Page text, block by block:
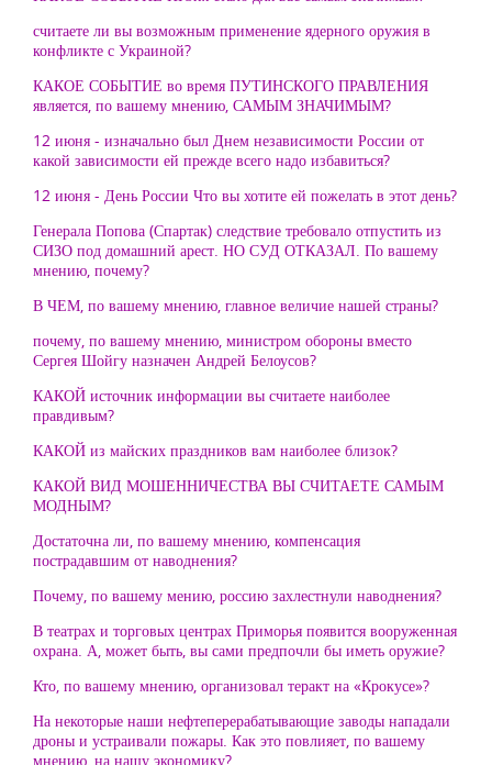
считаете ли вы возможным применение ядерного оружия в
конфликте с Украиной?
КАКОЕ СОБЫТИЕ во время ПУТИНСКОГО ПРАВЛЕНИЯ
является, по вашему мнению, САМЫМ ЗНАЧИМЫМ?
12 июня - изначально был Днем независимости России от
какой зависимости ей прежде всего надо избавиться?
12 июня - День России Что вы хотите ей пожелать в этот день?
Генерала Попова (Спартак) следствие требовало отпустить из
СИЗО под домашний арест. НО СУД ОТКАЗАЛ. По вашему
мнению, почему?
В ЧЕМ, по вашему мнению, главное величие нашей страны?
почему, по вашему мнению, министром обороны вместо
Сергея Шойгу назначен Андрей Белоусов?
КАКОЙ источник информации вы считаете наиболее
правдивым?
КАКОЙ из майских праздников вам наиболее близок?
КАКОЙ ВИД МОШЕННИЧЕСТВА ВЫ СЧИТАЕТЕ САМЫМ
МОДНЫМ?
Достаточна ли, по вашему мнению, компенсация
пострадавшим от наводнения?
Почему, по вашему мению, россию захлестнули наводнения?
В театрах и торговых центрах Приморья появится вооруженная
охрана. А, может быть, вы сами предпочли бы иметь оружие?
Кто, по вашему мнению, организовал теракт на «Крокусе»?
На некоторые наши нефтеперерабатывающие заводы нападали
дроны и устраивали пожары. Как это повлияет, по вашему
мнению, на нашу экономику?